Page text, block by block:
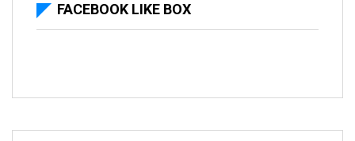
FACEBOOK LIKE BOX